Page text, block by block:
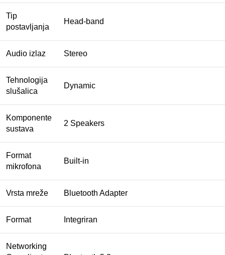
Tip
postavljanja
Head-band
Audio izlaz Stereo
Tehnologija
slušalica
Dynamic
Komponente
sustava
2 Speakers
Format
mikrofona
Built-in
Vrsta mreže Bluetooth Adapter
Format Integriran
Networking